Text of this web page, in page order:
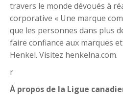
travers le monde dévoués à
corporative « Une marque
que les personnes dans plus
faire confiance aux marques
Henkel. Visitez henkelna.com.
r
À propos de la Ligue